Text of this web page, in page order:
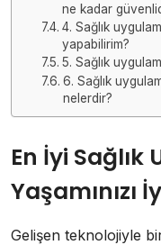
ne kadar
4. Sağlık
yapabilirim?
5. Sağlık
6. Sağlık
nelerdir?
En İyi
Yaşamınızı
Gelişen teknolojiyle